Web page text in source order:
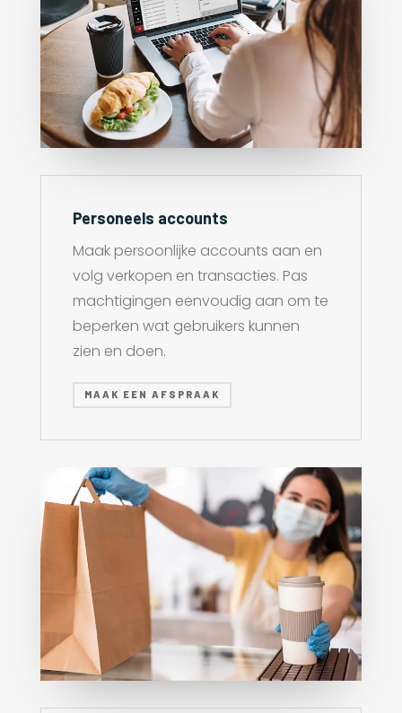
Personeels accounts
Maak persoonlijke accounts aan en
volg verkopen en transacties. Pas
machtigingen eenvoudig aan om te
beperken wat gebruikers kunnen
zien en doen.
MAAK EEN AFSPRAAK